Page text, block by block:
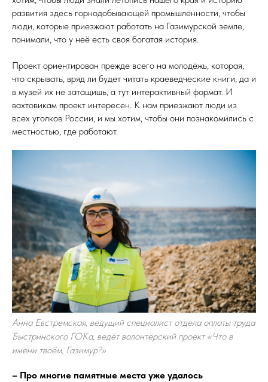
развития здесь горнодобывающей промышленности, чтобы
люди, которые приезжают работать на Газимурской земле,
понимали, что у неё есть своя богатая история.
Проект ориентирован прежде всего на молодёжь, которая,
что скрывать, вряд ли будет читать краеведческие книги, да и
в музей их не затащишь, а тут интерактивный формат. И
вахтовикам проект интересен. К нам приезжают люди из
всех уголков России, и мы хотим, чтобы они познакомились с
местностью, где работают.
Анна Евстремская, ведущий специалист отдела оплаты труда
Быстринского ГОКа, ведёт волонтёрский проект «Что в
имени твоём, Газимур?»
– Про многие памятные места уже удалось